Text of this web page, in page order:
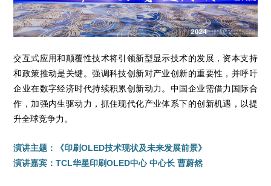
交互式应用和颠覆性技术将引领新型显示技术的发展，资本支持
和政策推动是关键。强调科技创新对产业创新的重要性，并呼吁
企业在数字经济时代持续积累创新动力。中国企业需借力国际合
作，加强内生驱动力，抓住现代化产业体系下的创新机遇，以提
升全球竞争力。
演讲主题：《印刷OLED技术现状及未来发展前景》
演讲嘉宾：TCL华星印刷OLED中心 中心长 曹蔚然